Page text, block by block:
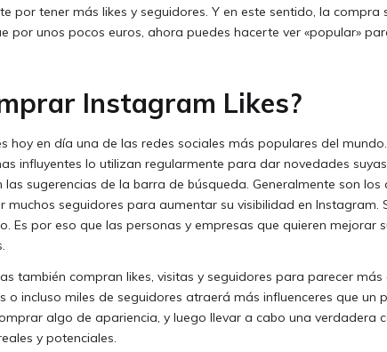
por tener más likes y seguidores. Y en este sentido, la
por unos pocos euros, ahora puedes hacerte ver «popular»
Instagram Likes?
hoy en día una de las redes sociales más populares del
influyentes lo utilizan regularmente para dar novedades
sugerencias de la barra de búsqueda. Generalmente son los
muchos seguidores para aumentar su visibilidad en
Es por eso que las personas y empresas que quieren mejorar
también compran likes, visitas y seguidores para parecer más
o incluso miles de seguidores atraerá más influenceres que un
algo de apariencia, y luego llevar a cabo una verdadera
y potenciales.